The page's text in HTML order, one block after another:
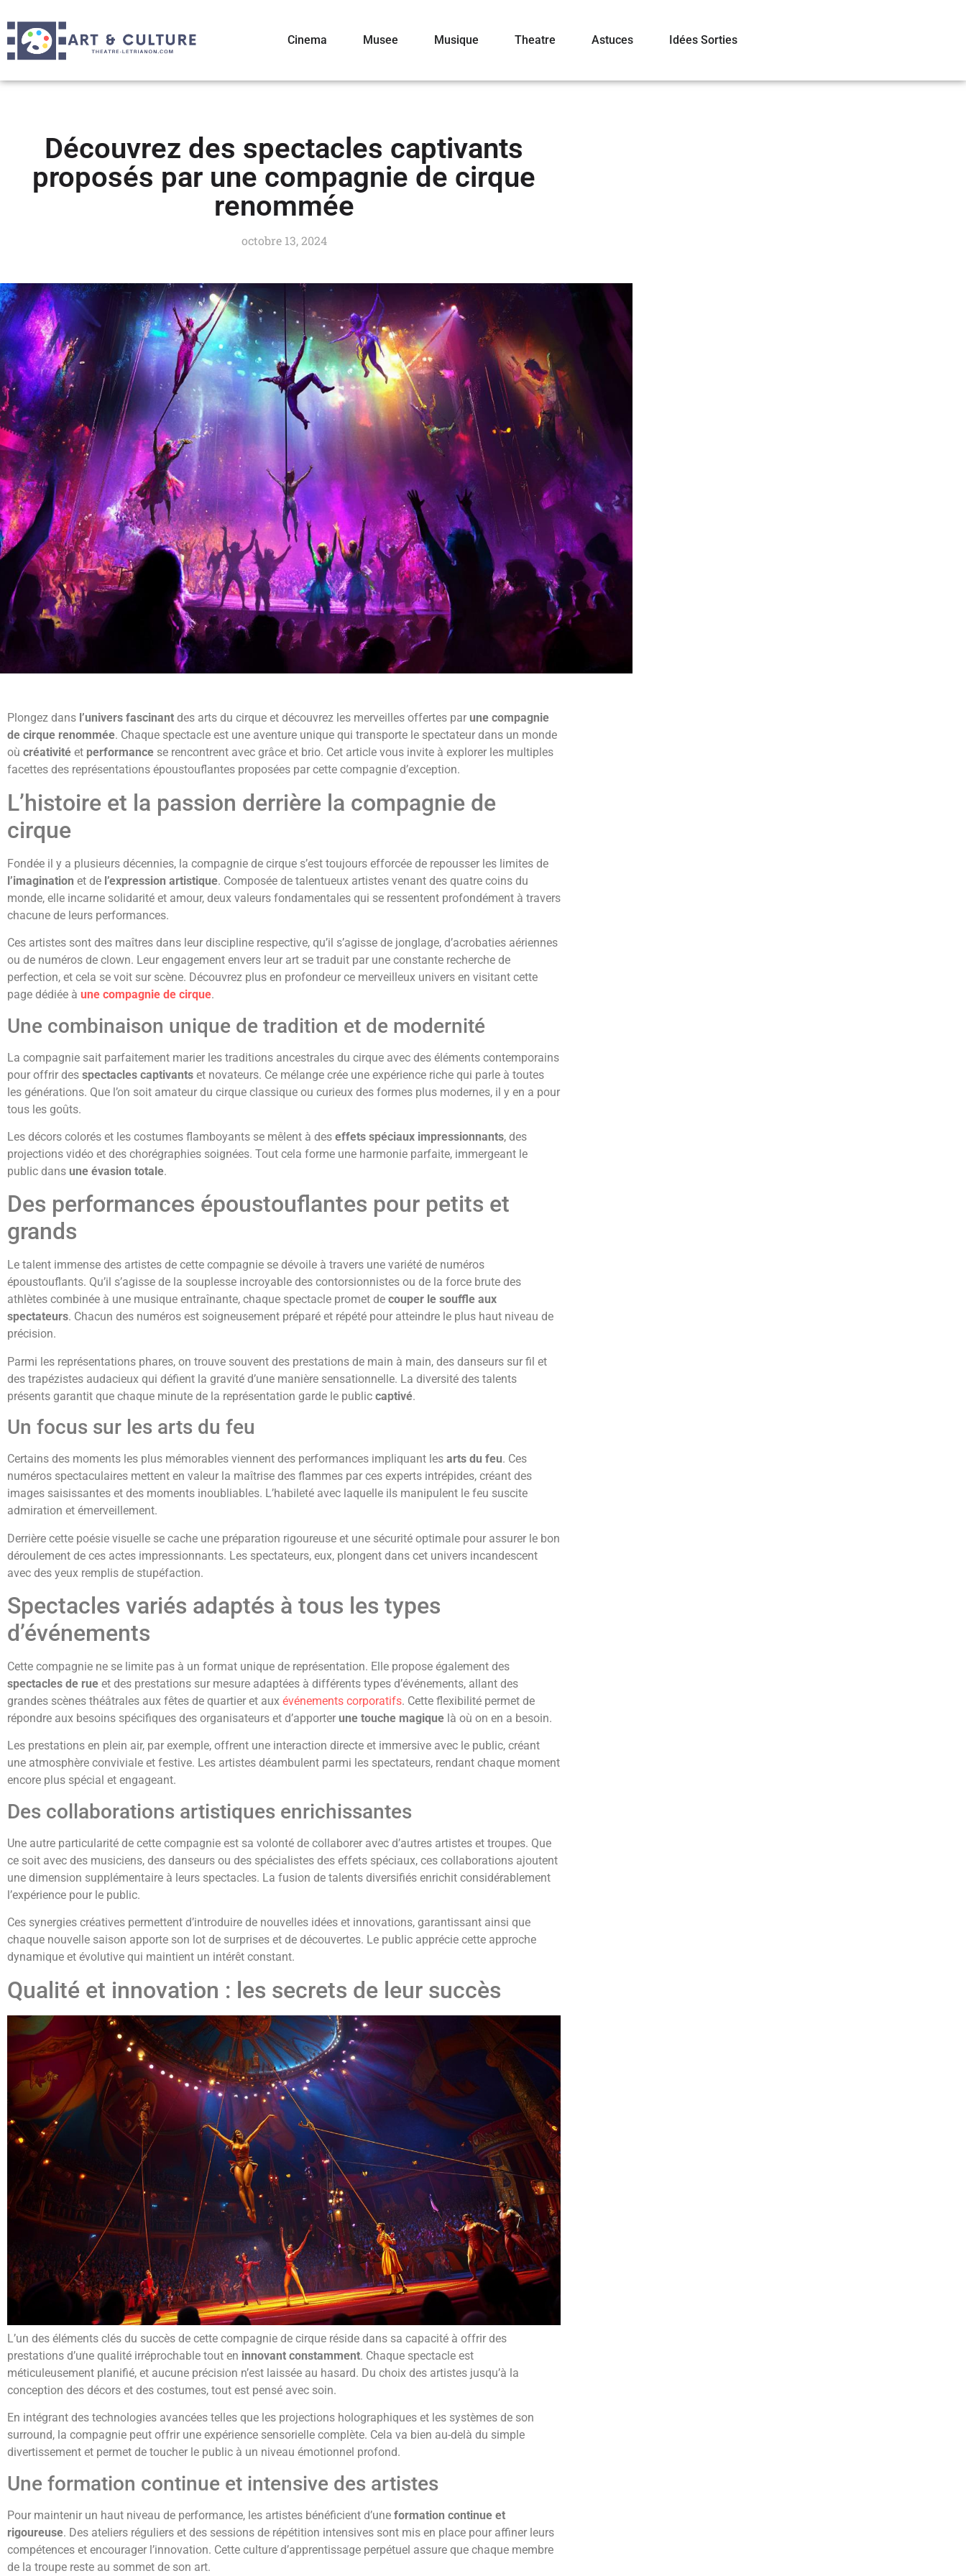
Cinema Musee Musique Theatre Astuces Idées Sorties
Découvrez des spectacles captivants
proposés par une compagnie de cirque
renommée
octobre 13, 2024
Plongez dans l’univers fascinant des arts du cirque et découvrez les merveilles offertes par une compagnie
de cirque renommée. Chaque spectacle est une aventure unique qui transporte le spectateur dans un monde
où créativité et performance se rencontrent avec grâce et brio. Cet article vous invite à explorer les multiples
facettes des représentations époustouflantes proposées par cette compagnie d’exception.
L’histoire et la passion derrière la compagnie de
cirque
Fondée il y a plusieurs décennies, la compagnie de cirque s’est toujours efforcée de repousser les limites de
l’imagination et de l’expression artistique. Composée de talentueux artistes venant des quatre coins du
monde, elle incarne solidarité et amour, deux valeurs fondamentales qui se ressentent profondément à travers
chacune de leurs performances.
Ces artistes sont des maîtres dans leur discipline respective, qu’il s’agisse de jonglage, d’acrobaties aériennes
ou de numéros de clown. Leur engagement envers leur art se traduit par une constante recherche de
perfection, et cela se voit sur scène. Découvrez plus en profondeur ce merveilleux univers en visitant cette
page dédiée à une compagnie de cirque.
Une combinaison unique de tradition et de modernité
La compagnie sait parfaitement marier les traditions ancestrales du cirque avec des éléments contemporains
pour offrir des spectacles captivants et novateurs. Ce mélange crée une expérience riche qui parle à toutes
les générations. Que l’on soit amateur du cirque classique ou curieux des formes plus modernes, il y en a pour
tous les goûts.
Les décors colorés et les costumes flamboyants se mêlent à des effets spéciaux impressionnants, des
projections vidéo et des chorégraphies soignées. Tout cela forme une harmonie parfaite, immergeant le
public dans une évasion totale.
Des performances époustouflantes pour petits et
grands
Le talent immense des artistes de cette compagnie se dévoile à travers une variété de numéros
époustouflants. Qu’il s’agisse de la souplesse incroyable des contorsionnistes ou de la force brute des
athlètes combinée à une musique entraînante, chaque spectacle promet de couper le souffle aux
spectateurs. Chacun des numéros est soigneusement préparé et répété pour atteindre le plus haut niveau de
précision.
Parmi les représentations phares, on trouve souvent des prestations de main à main, des danseurs sur fil et
des trapézistes audacieux qui défient la gravité d’une manière sensationnelle. La diversité des talents
présents garantit que chaque minute de la représentation garde le public captivé.
Un focus sur les arts du feu
Certains des moments les plus mémorables viennent des performances impliquant les arts du feu. Ces
numéros spectaculaires mettent en valeur la maîtrise des flammes par ces experts intrépides, créant des
images saisissantes et des moments inoubliables. L’habileté avec laquelle ils manipulent le feu suscite
admiration et émerveillement.
Derrière cette poésie visuelle se cache une préparation rigoureuse et une sécurité optimale pour assurer le bon
déroulement de ces actes impressionnants. Les spectateurs, eux, plongent dans cet univers incandescent
avec des yeux remplis de stupéfaction.
Spectacles variés adaptés à tous les types
d’événements
Cette compagnie ne se limite pas à un format unique de représentation. Elle propose également des
spectacles de rue et des prestations sur mesure adaptées à différents types d’événements, allant des
grandes scènes théâtrales aux fêtes de quartier et aux événements corporatifs. Cette flexibilité permet de
répondre aux besoins spécifiques des organisateurs et d’apporter une touche magique là où on en a besoin.
Les prestations en plein air, par exemple, offrent une interaction directe et immersive avec le public, créant
une atmosphère conviviale et festive. Les artistes déambulent parmi les spectateurs, rendant chaque moment
encore plus spécial et engageant.
Des collaborations artistiques enrichissantes
Une autre particularité de cette compagnie est sa volonté de collaborer avec d’autres artistes et troupes. Que
ce soit avec des musiciens, des danseurs ou des spécialistes des effets spéciaux, ces collaborations ajoutent
une dimension supplémentaire à leurs spectacles. La fusion de talents diversifiés enrichit considérablement
l’expérience pour le public.
Ces synergies créatives permettent d’introduire de nouvelles idées et innovations, garantissant ainsi que
chaque nouvelle saison apporte son lot de surprises et de découvertes. Le public apprécie cette approche
dynamique et évolutive qui maintient un intérêt constant.
Qualité et innovation : les secrets de leur succès
L’un des éléments clés du succès de cette compagnie de cirque réside dans sa capacité à offrir des
prestations d’une qualité irréprochable tout en innovant constamment. Chaque spectacle est
méticuleusement planifié, et aucune précision n’est laissée au hasard. Du choix des artistes jusqu’à la
conception des décors et des costumes, tout est pensé avec soin.
En intégrant des technologies avancées telles que les projections holographiques et les systèmes de son
surround, la compagnie peut offrir une expérience sensorielle complète. Cela va bien au-delà du simple
divertissement et permet de toucher le public à un niveau émotionnel profond.
Une formation continue et intensive des artistes
Pour maintenir un haut niveau de performance, les artistes bénéficient d’une formation continue et
rigoureuse. Des ateliers réguliers et des sessions de répétition intensives sont mis en place pour affiner leurs
compétences et encourager l’innovation. Cette culture d’apprentissage perpétuel assure que chaque membre
de la troupe reste au sommet de son art.